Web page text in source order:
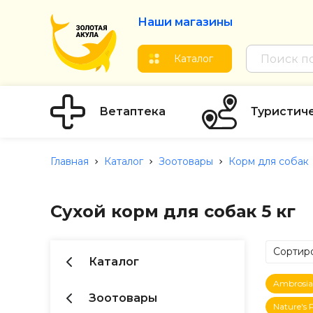
Наши магазины
Каталог
Ветаптека
Главная Каталог Зоотовары Корм для собак
Сухой корм для собак 5 кг
Каталог
Зоотовары
по
по
Ambrosia
Nature's